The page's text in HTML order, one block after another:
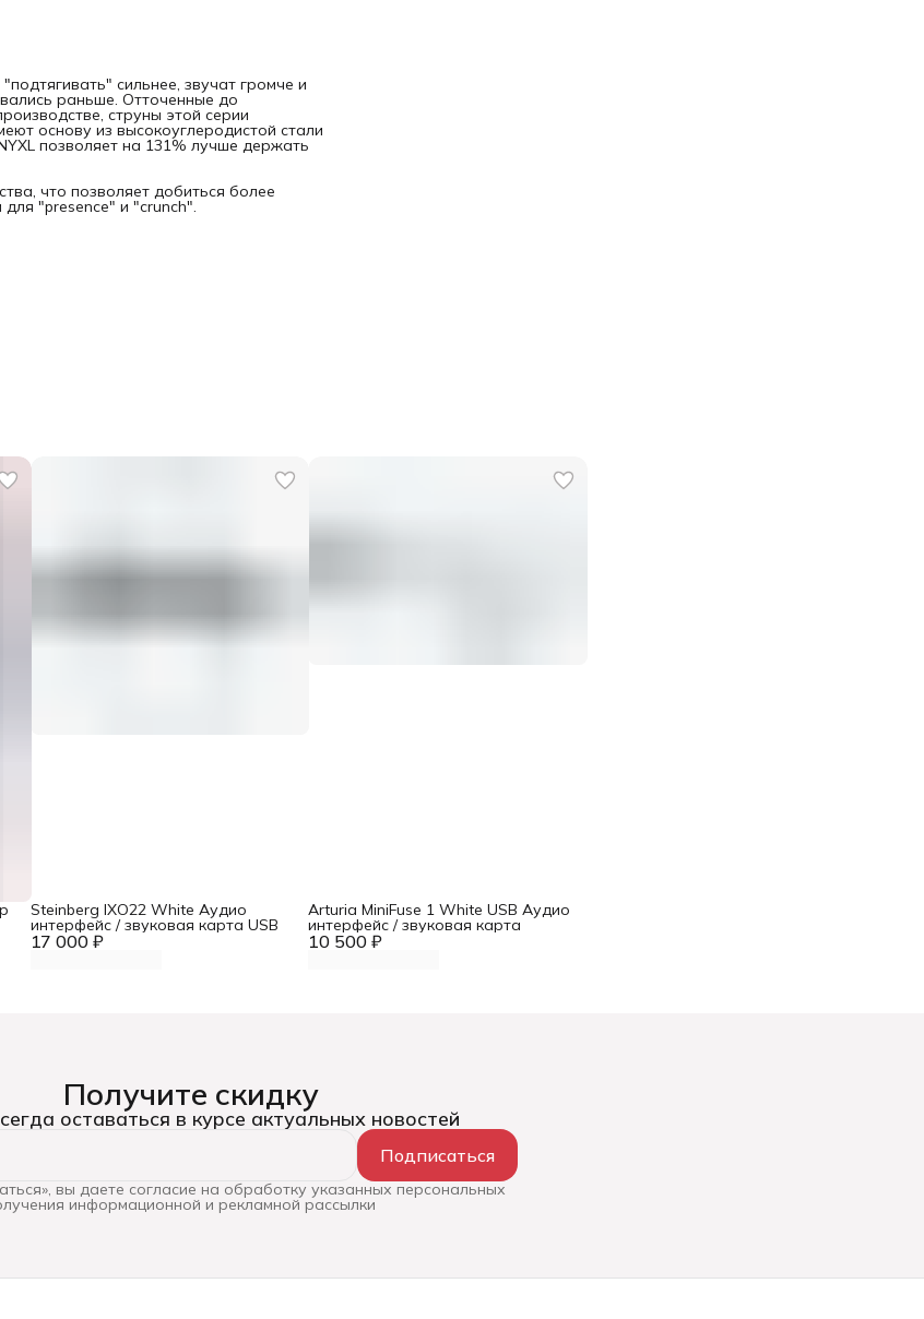
сильнее, звучат громче и
раньше. Отточенные до
струны этой серии
основу из высокоуглеродистой стали
позволяет на 131% лучше держать
что позволяет добиться более
"presence" и "crunch".
17 000 ₽
Steinberg IXO22 White Аудио
интерфейс / звуковая карта USB
10 500 ₽
Arturia MiniFuse 1 White USB Аудио
интерфейс / звуковая карта
Получите скидку
оставаться в курсе актуальных новостей
Подписаться
вы даете согласие на обработку указанных персональных
информационной и рекламной рассылки